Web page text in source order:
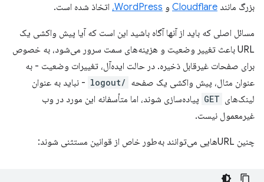
بزرگ مانند Cloudflare و WordPress، اتخاذ شده است.
مسائل اصلی که باید از آنها آگاه باشید این است که آیا پیش واکشی یک
URL باعث تغییر وضعیت و هزینه‌های سمت سرور می‌شود، به خصوص
برای صفحات غیرقابل ذخیره. در حالت ایده‌آل، تغییرات وضعیت - به
عنوان مثال، پیش واکشی یک صفحه /logout
- نباید به عنوان
لینک‌های GET پیاده‌سازی شوند، اما متأسفانه این مورد در وب
غیرمعمول نیست.
چنین URLهایی می‌توانند به‌طور خاص از قوانین مستثنی شوند: